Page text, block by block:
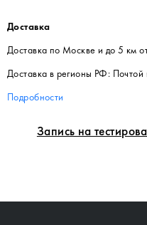
Запись на
Доставка
Доставка по Москве и до 5 км
Доставка в регионы РФ:
Подробности